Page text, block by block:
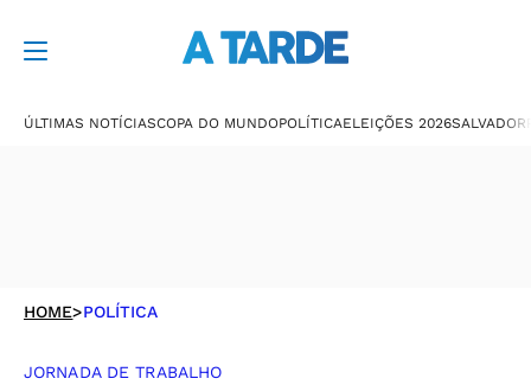
ÚLTIMAS NOTÍCIASCOPA DO MUNDOPOLÍTICAELEIÇÕES 2026SALVADOR
HOME>POLÍTICA
JORNADA DE TRABALHO